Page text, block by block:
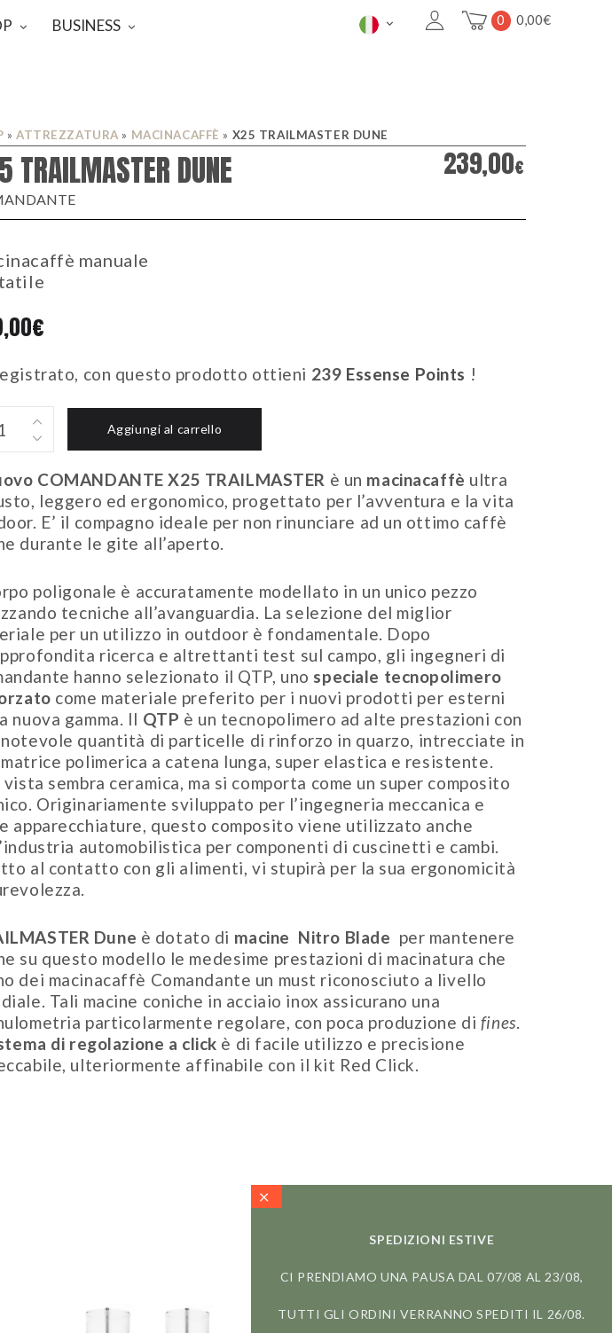
BUSINESS 0 0,00€
» ATTREZZATURA » MACINACAFFÈ » X25 TRAILMASTER DUNE
TRAILMASTER DUNE 239,00€
manuale
€
con questo prodotto ottieni 239 Essense Points !
Aggiungi al carrello
COMANDANTE X25 TRAILMASTER è un macinacaffè ultra
leggero ed ergonomico, progettato per l’avventura e la vita
E’ il compagno ideale per non rinunciare ad un ottimo caffè
durante le gite all’aperto.
poligonale è accuratamente modellato in un unico pezzo
tecniche all’avanguardia. La selezione del miglior
per un utilizzo in outdoor è fondamentale. Dopo
ricerca e altrettanti test sul campo, gli ingegneri di
hanno selezionato il QTP, uno speciale tecnopolimero
come materiale preferito per i nuovi prodotti per esterni
nuova gamma. Il QTP è un tecnopolimero ad alte prestazioni con
notevole quantità di particelle di rinforzo in quarzo, intrecciate in
matrice polimerica a catena lunga, super elastica e resistente.
sembra ceramica, ma si comporta come un super composito
Originariamente sviluppato per l’ingegneria meccanica e
apparecchiature, questo composito viene utilizzato anche
automobilistica per componenti di cuscinetti e cambi.
al contatto con gli alimenti, vi stupirà per la sua ergonomicità
Dune è dotato di macine Nitro Blade per mantenere
su questo modello le medesime prestazioni di macinatura che
dei macinacaffè Comandante un must riconosciuto a livello
Tali macine coniche in acciaio inox assicurano una
particolarmente regolare, con poca produzione di fines.
di regolazione a click è di facile utilizzo e precisione
ulteriormente affinabile con il kit Red Click.
SPEDIZIONI ESTIVE
CI PRENDIAMO UNA PAUSA DAL 07/08 AL 23/08,
TUTTI GLI ORDINI VERRANNO SPEDITI IL 26/08.